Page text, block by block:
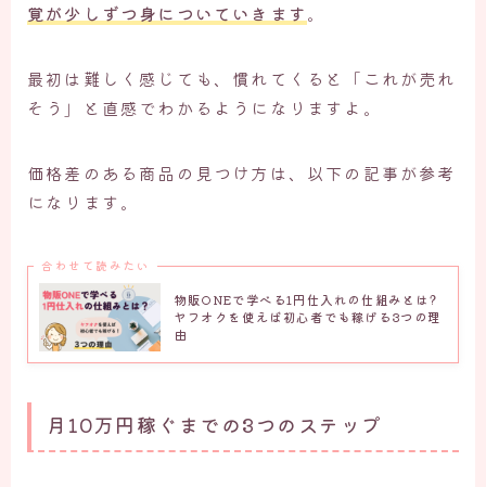
覚が少しずつ身についていきます。
最初は難しく感じても、慣れてくると「これが売れ
そう」と直感でわかるようになりますよ。
価格差のある商品の見つけ方は、以下の記事が参考
になります。
合わせて読みたい
物販ONEで学べる1円仕入れの仕組みとは?
ヤフオクを使えば初心者でも稼げる3つの理
由
月10万円稼ぐまでの3つのステップ